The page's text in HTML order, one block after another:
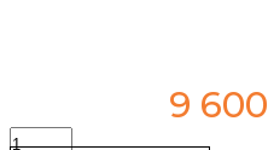
9 600
Количество